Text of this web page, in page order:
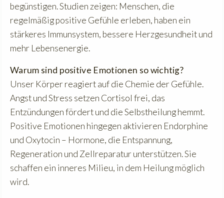
begünstigen. Studien zeigen: Menschen, die
regelmäßig positive Gefühle erleben, haben ein
stärkeres Immunsystem, bessere Herzgesundheit und
mehr Lebensenergie.
Warum sind positive Emotionen so wichtig?
Unser Körper reagiert auf die Chemie der Gefühle.
Angst und Stress setzen Cortisol frei, das
Entzündungen fördert und die Selbstheilung hemmt.
Positive Emotionen hingegen aktivieren Endorphine
und Oxytocin – Hormone, die Entspannung,
Regeneration und Zellreparatur unterstützen. Sie
schaffen ein inneres Milieu, in dem Heilung möglich
wird.